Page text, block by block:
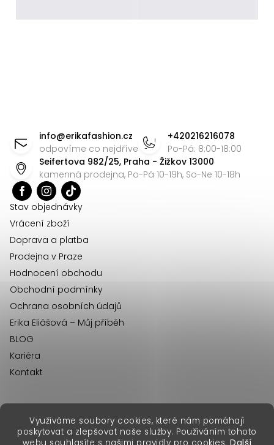
Využíváme soubory cookies, které nám pomáhají
poskytovat a zlepšovat naše služby. Používáním tohoto
info@erikafashion.cz
odpovíme co nejdříve
+420216216078
Po-Pá: 8:00-18:00
Seifertova 982/25, Praha - Žižkov 13000
kamenná prodejna, Po-Pá 10-19h, So-Ne 10-18h
Stav objednávky
Vrácení zboží
Doprava a platba
Prodejna v Praze
Hodnocení obchodu
Obchodní podmínky
Ochrana osobních údajů
Erika Eliášová – Můj příběh
BLOG
Kariéra
Kontakt
Copyright 2026Erika Fashion. Všechna práva vyhrazena.
erikafashion.sk